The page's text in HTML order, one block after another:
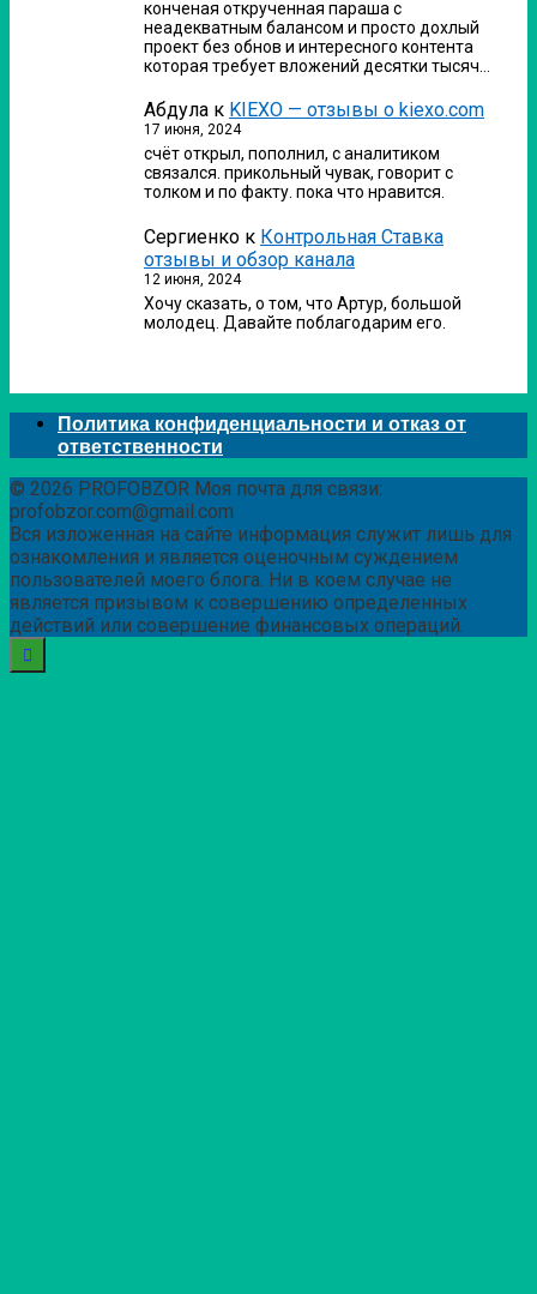
конченая открученная параша с
неадекватным балансом и просто дохлый
проект без обнов и интересного контента
которая требует вложений десятки тысяч…
Абдула к KIEXO — отзывы о kiexo.com
17 июня, 2024
счёт открыл, пополнил, с аналитиком
связался. прикольный чувак, говорит с
толком и по факту. пока что нравится.
Сергиенко к Контрольная Ставка
отзывы и обзор канала
12 июня, 2024
Хочу сказать, о том, что Артур, большой
молодец. Давайте поблагодарим его.
Политика конфиденциальности и отказ от
ответственности
© 2026 PROFOBZOR Моя почта для связи:
profobzor.com@gmail.com
Вся изложенная на сайте информация служит лишь для
ознакомления и является оценочным суждением
пользователей моего блога. Ни в коем случае не
является призывом к совершению определенных
действий или совершение финансовых операций.